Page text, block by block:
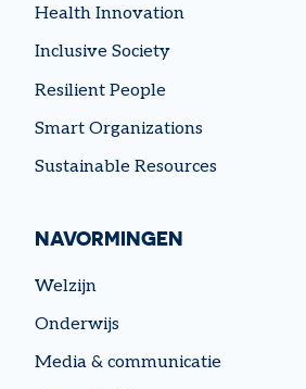
Health Innovation
Inclusive Society
Resilient People
Smart Organizations
Sustainable Resources
NAVORMINGEN
Welzijn
Onderwijs
Media & communicatie